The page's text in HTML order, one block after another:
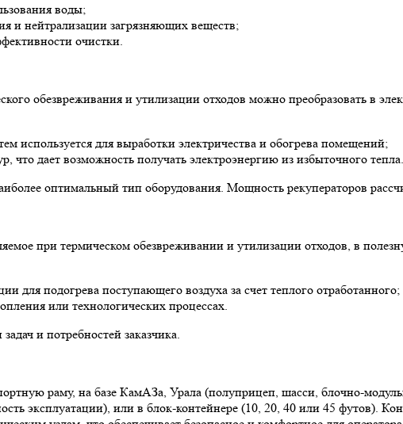
воды;
и нейтрализации загрязняющих веществ;
очистки.
обезвреживания и утилизации отходов можно преобразовать в
используется для выработки электричества и обогрева помещений;
что дает возможность получать электроэнергию из избыточного тепла.
оптимальный тип оборудования. Мощность рекуператоров
при термическом обезвреживании и утилизации отходов, в
для подогрева поступающего воздуха за счет теплого отработанного;
или технологических процессах.
и потребностей заказчика.
раму, на базе КамАЗа, Урала (полуприцеп, шасси, блочно-
эксплуатации), или в блок-контейнере (10, 20, 40 или 45 футов).